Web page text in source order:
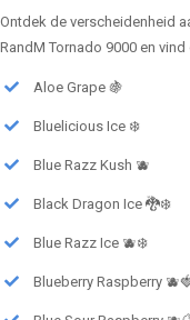
Ontdek de verscheidenheid
RandM Tornado 9000 en
Aloe Grape 🍇
Bluelicious Ice ❄️
Blue Razz Kush 🫐
Black Dragon Ice 🐉❄️
Blue Razz Ice 🫐❄️
Blueberry Raspberry